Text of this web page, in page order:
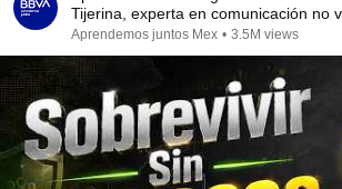
Tijerina, experta en comunicación no
Aprendemos juntos Mex • 3.5M views